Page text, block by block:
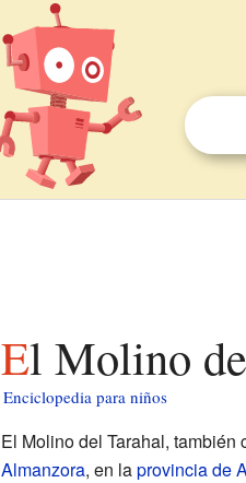
El Molino
Enciclopedia para niños
El Molino del Tarahal,
Almanzora, en laprovincia de